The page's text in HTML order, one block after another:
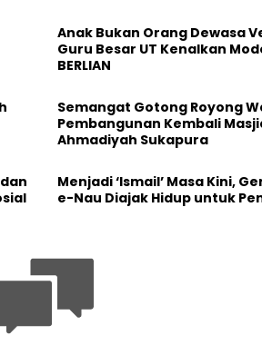
Anak Bukan Orang Dewasa
Guru Besar UT Kenalkan
BERLIAN
Semangat Gotong Royong
Pembangunan Kembali
Ahmadiyah Sukapura
Menjadi ‘Ismail’ Masa Kini,
e-Nau Diajak Hidup untuk